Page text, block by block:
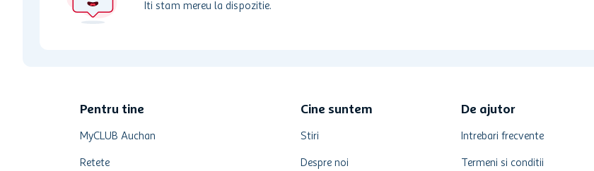
Iti stam mereu la dispozitie.
Pentru tine
MyCLUB Auchan
Retete
Cine suntem
Stiri
Despre noi
De ajutor
Intrebari frecvente
Termeni si conditii